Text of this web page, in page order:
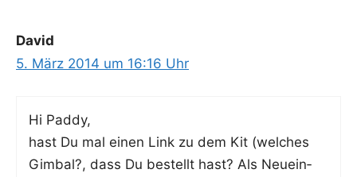
David
5. März 2014 um 16:16 Uhr
Hi Pad­dy,
hast Du mal einen Link zu dem Kit (wel­ches
Gim­bal?, dass Du bestellt hast? Als Neu­ein­